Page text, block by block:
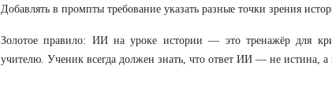
Добавлять в промпты требование указать разные точки зрения
Золотое правило: ИИ на уроке истории — это тренажёр для
учителю. Ученик всегда должен знать, что ответ ИИ — не истина, а